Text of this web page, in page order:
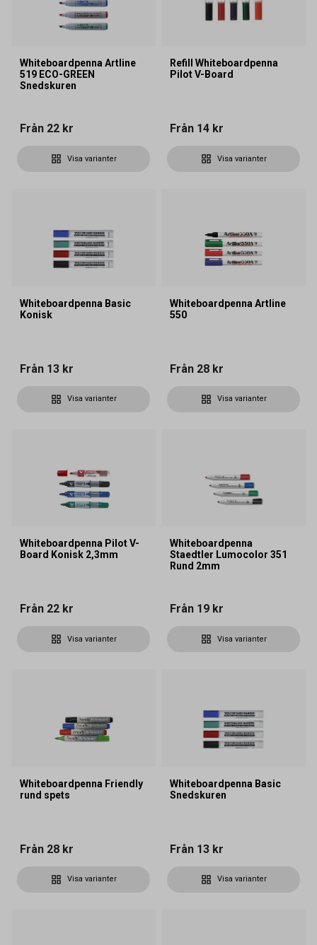
Whiteboardpenna Artline
519 ECO-GREEN
Snedskuren
Från 22 kr
Visa varianter
Refill Whiteboardpenna
Pilot V-Board
Från 14 kr
Visa varianter
Whiteboardpenna Basic
Konisk
Från 13 kr
Visa varianter
Whiteboardpenna Artline
550
Från 28 kr
Visa varianter
Whiteboardpenna Pilot V-
Board Konisk 2,3mm
Från 22 kr
Visa varianter
Whiteboardpenna
Staedtler Lumocolor 351
Rund 2mm
Från 19 kr
Visa varianter
Whiteboardpenna Friendly
rund spets
Från 28 kr
Visa varianter
Whiteboardpenna Basic
Snedskuren
Från 13 kr
Visa varianter